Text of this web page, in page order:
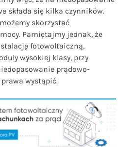
składa się kilka czynników.
skorzystać
Pamiętajmy jednak, że
fotowoltaiczną,
wysokiej klasy, przy
prądowo-
wystąpić.